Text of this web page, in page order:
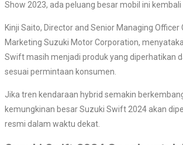
Show 2023, ada peluang besar mobil ini kembali
Kinji Saito, Director and Senior Managing
Marketing Suzuki Motor Corporation,
Swift masih menjadi produk yang diperhatikan
sesuai permintaan konsumen.
Jika tren kendaraan hybrid semakin
kemungkinan besar Suzuki Swift 2024 akan
resmi dalam waktu dekat.